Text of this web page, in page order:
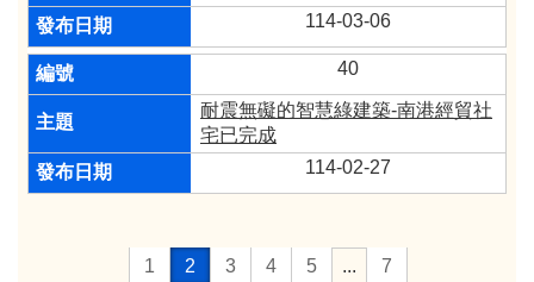
114-03-06
40
耐震無礙的智慧綠建築-南港經貿社
宅已完成
114-02-27
1 2 3 4 5 ... 7